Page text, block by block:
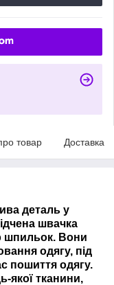
товар Доставка
деталь у
швачка
шпильок. Вони
одягу, під
пошиття одягу.
якої тканини,